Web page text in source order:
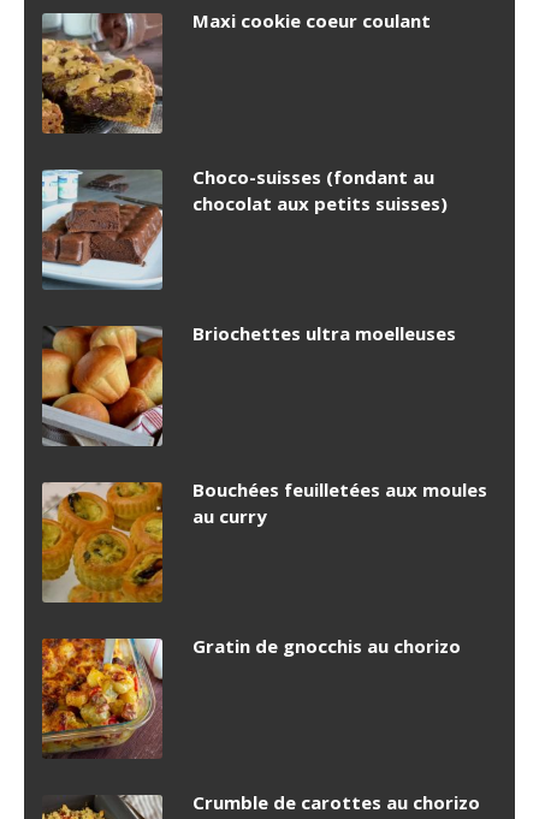
Maxi cookie coeur coulant
Choco-suisses (fondant au
chocolat aux petits suisses)
Briochettes ultra moelleuses
Bouchées feuilletées aux moules
au curry
Gratin de gnocchis au chorizo
Crumble de carottes au chorizo